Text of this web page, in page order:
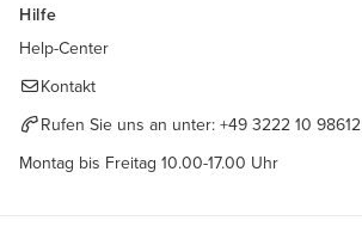
Hilfe
Help-Center
Kontakt
Rufen Sie uns an unter: +49 3222 10 98612
Montag bis Freitag 10.00-17.00 Uhr